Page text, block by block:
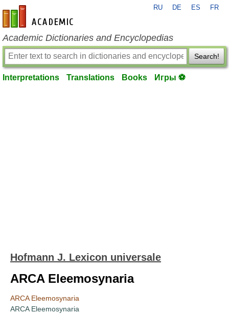
en-academic.com
RU DE ES FR
Academic Dictionaries and Encyclopedias
Search!
Interpretations Translations Books Игры ⚽
Hofmann J. Lexicon universale
ARCA Eleemosynaria
ARCA Eleemosynaria
ARCA Eleemosynaria